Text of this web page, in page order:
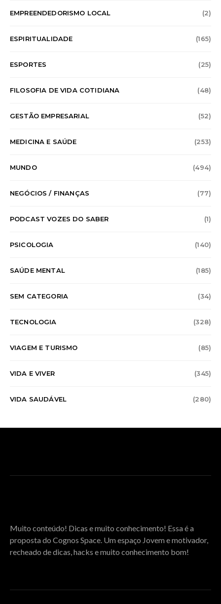
EMPREENDEDORISMO LOCAL (2)
ESPIRITUALIDADE (165)
ESPORTES (25)
FILOSOFIA DE VIDA COTIDIANA (48)
GESTÃO EMPRESARIAL (52)
MEDICINA E SAÚDE (253)
MUNDO (494)
NEGÓCIOS / FINANÇAS (77)
PODCAST VOZES DO SABER (1)
PSICOLOGIA (140)
SAÚDE MENTAL (185)
SEM CATEGORIA (34)
TECNOLOGIA (328)
VIAGEM E TURISMO (85)
VIDA E VIVER (345)
VIDA SAUDÁVEL (280)
Muito conteúdo! Dicas e muito conhecimento! Essa é a
proposta do Cognos Space. Um espaço Jovem e motivador,
recheado de dicas, hacks e muito conhecimento bom!